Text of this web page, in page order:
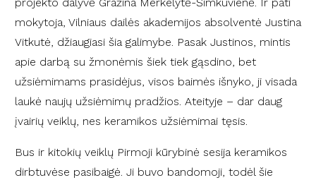
mokytoja, Vilniaus dailės akademijos absolventė Justina
Vitkutė, džiaugiasi šia galimybe. Pasak Justinos, mintis
apie darbą su žmonėmis šiek tiek gąsdino, bet
užsiėmimams prasidėjus, visos baimės išnyko, ji visada
laukė naujų užsiėmimų pradžios. Ateityje – dar daug
įvairių veiklų, nes keramikos užsiėmimai tęsis.
Bus ir kitokių veiklų Pirmoji kūrybinė sesija keramikos
dirbtuvėse pasibaigė. Ji buvo bandomoji, todėl šie